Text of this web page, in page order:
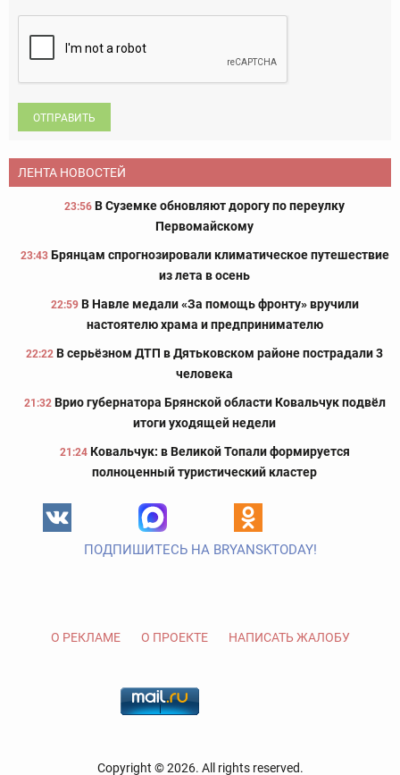
ОТПРАВИТЬ
ЛЕНТА НОВОСТЕЙ
23:56 В Суземке обновляют дорогу по переулку
Первомайскому
23:43 Брянцам спрогнозировали климатическое путешествие
из лета в осень
22:59 В Навле медали «За помощь фронту» вручили
настоятелю храма и предпринимателю
22:22 В серьёзном ДТП в Дятьковском районе пострадали 3
человека
21:32 Врио губернатора Брянской области Ковальчук подвёл
итоги уходящей недели
21:24 Ковальчук: в Великой Топали формируется
полноценный туристический кластер
ПОДПИШИТЕСЬ НА BRYANSKTODAY!
О РЕКЛАМЕ О ПРОЕКТЕ НАПИСАТЬ ЖАЛОБУ
Copyright © 2026. All rights reserved.